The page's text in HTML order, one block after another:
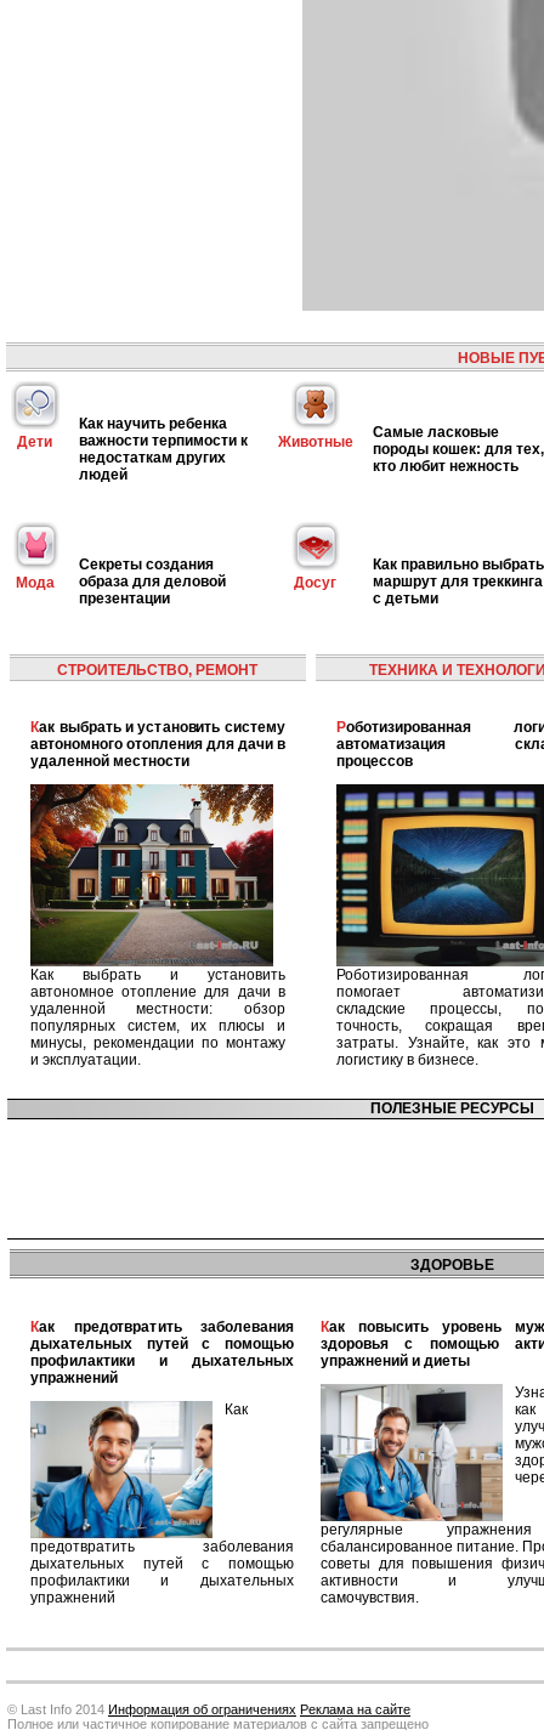
НОВЫЕ
Дети
Как научить ребенка
важности терпимости к
недостаткам других
людей
Животные
Самые ласковые
породы кошек: для тех,
кто любит нежность
Мода
Секреты создания
образа для деловой
презентации
Досуг
Как правильно выбрать
маршрут для треккинга
с детьми
СТРОИТЕЛЬСТВО, РЕМОНТ
Как выбрать и установить систему
автономного отопления для дачи в
удаленной местности
Как выбрать и установить
автономное отопление для дачи в
удаленной местности: обзор
популярных систем, их плюсы и
минусы, рекомендации по монтажу
и эксплуатации.
ТЕХНИКА И
Роботизированная логистика:
автоматизация
процессов
Роботизированная
помогает
складские процессы,
точность, сокращая
затраты. Узнайте, как это
логистику в бизнесе.
ПОЛЕЗНЫЕ РЕСУРСЫ
ЗДОРОВЬЕ
Как предотвратить заболевания
дыхательных путей с помощью
профилактики и дыхательных
упражнений
Как
предотвратить заболевания
дыхательных путей с помощью
профилактики и дыхательных
упражнений
Как повысить уровень мужского
здоровья с помощью
упражнений и диеты
как
регулярные
сбалансированное питание.
советы для повышения
активности и
самочувствия.
© Last Info 2014 Информация об ограничениях Реклама на сайте
Полное или частичное копирование материалов с сайта запрещено